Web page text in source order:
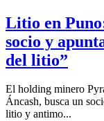
Litio en
socio y
del litio”
El holding minero
Áncash, busca un
litio y antimo...